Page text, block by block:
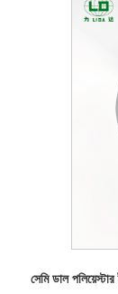
সেমি ডাল